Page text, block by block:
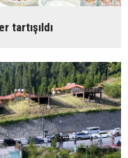
tartışıldı